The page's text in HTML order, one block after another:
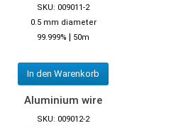
SKU: 009011-2
0.5 mm diameter
99.999% | 50m
In den Warenkorb
Aluminium wire
SKU: 009012-2